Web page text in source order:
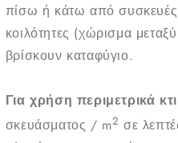
πίσω ή κάτω από
κοιλότητες (χώρισμα
βρίσκουν καταφύγιο.
Για χρήση περιμετρικά
σκευάσματος / m2 σε